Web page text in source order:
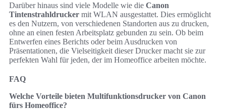
Darüber hinaus sind viele Modelle wie die Canon
Tintenstrahldrucker mit WLAN ausgestattet. Dies ermöglicht
es den Nutzern, von verschiedenen Standorten aus zu drucken,
ohne an einen festen Arbeitsplatz gebunden zu sein. Ob beim
Entwerfen eines Berichts oder beim Ausdrucken von
Präsentationen, die Vielseitigkeit dieser Drucker macht sie zur
perfekten Wahl für jeden, der im Homeoffice arbeiten möchte.
FAQ
Welche Vorteile bieten Multifunktionsdrucker von Canon
fürs Homeoffice?